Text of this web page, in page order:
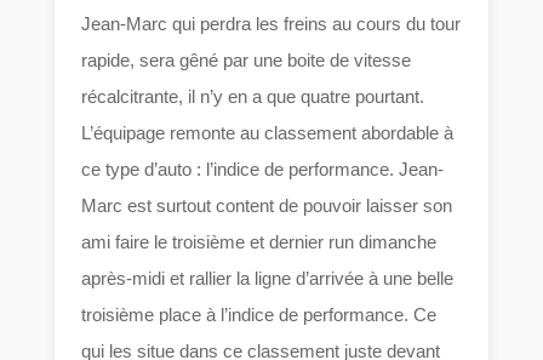
Jean-Marc qui perdra les freins au cours du tour
rapide, sera gêné par une boite de vitesse
récalcitrante, il n’y en a que quatre pourtant.
L’équipage remonte au classement abordable à
ce type d’auto : l’indice de performance. Jean-
Marc est surtout content de pouvoir laisser son
ami faire le troisième et dernier run dimanche
après-midi et rallier la ligne d’arrivée à une belle
troisième place à l’indice de performance. Ce
qui les situe dans ce classement juste devant